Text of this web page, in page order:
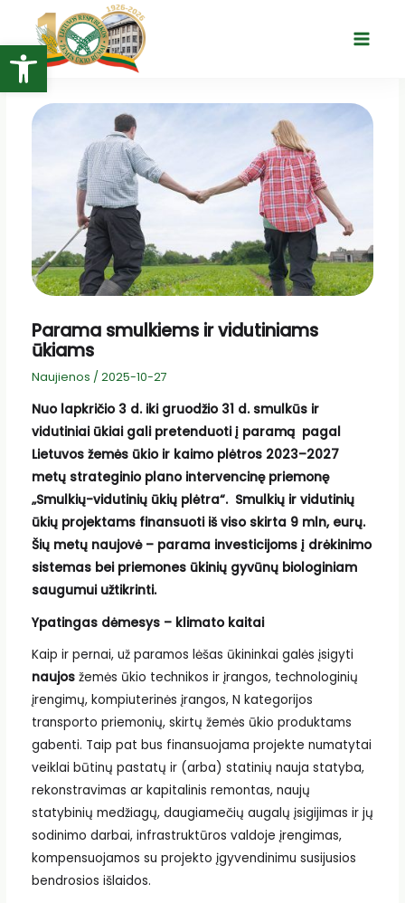
Open toolbar
turinio
Main
Parama smulkiems ir vidutiniams
ūkiams
Naujienos / 2025-10-27
Nuo lapkričio 3 d. iki gruodžio 31 d. smulkūs ir
vidutiniai ūkiai gali pretenduoti į paramą pagal
Lietuvos žemės ūkio ir kaimo plėtros 2023–2027
metų strateginio plano intervencinę priemonę
„Smulkių-vidutinių ūkių plėtra“. Smulkių ir vidutinių
ūkių projektams finansuoti iš viso skirta 9 mln, eurų.
Šių metų naujovė – parama investicijoms į drėkinimo
sistemas bei priemones ūkinių gyvūnų biologiniam
saugumui užtikrinti.
Ypatingas dėmesys – klimato kaitai
Kaip ir pernai, už paramos lėšas ūkininkai galės įsigyti
naujosžemės ūkio technikos ir įrangos, technologinių
įrengimų, kompiuterinės įrangos, N kategorijos
transporto priemonių, skirtų žemės ūkio produktams
gabenti. Taip pat bus finansuojama projekte numatytai
veiklai būtinų pastatų ir (arba) statinių nauja statyba,
rekonstravimas ar kapitalinis remontas, naujų
statybinių medžiagų, daugiamečių augalų įsigijimas ir jų
sodinimo darbai, infrastruktūros valdoje įrengimas,
kompensuojamos su projekto įgyvendinimu susijusios
bendrosios išlaidos.